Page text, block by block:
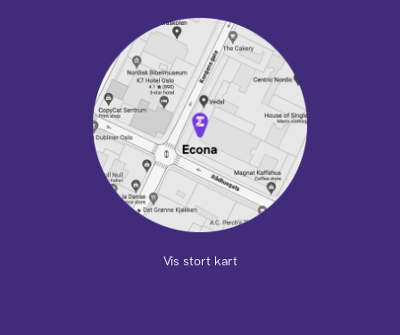
Vis stort kart